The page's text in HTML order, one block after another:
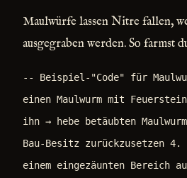
Maulwürfe lassen Nitre fallen,
ausgegraben werden. So farmst
-- Beispiel-"Code" für
einen Maulwurm mit
ihn → hebe betäubten
Bau-Besitz zurückzusetzen 4.
einem eingezäunten Bereich